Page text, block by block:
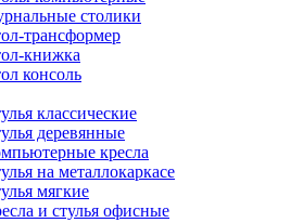
столики
трансформер
книжка
консоль
классические
деревянные
кресла
на металлокаркасе
мягкие
и стулья офисные